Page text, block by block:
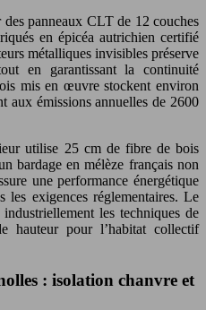
panneaux CLT de 12 couches
en épicéa autrichien certifié
métalliques invisibles préserve
en garantissant la continuité
mis en œuvre stockent environ
aux émissions annuelles de 2600
utilise 25 cm de fibre de bois
bardage en mélèze français non
une performance énergétique
les exigences réglementaires. Le
les techniques de
hauteur pour l’habitat collectif
: isolation chanvre et